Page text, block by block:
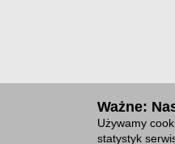
Ważne:
Używamy
statystyk